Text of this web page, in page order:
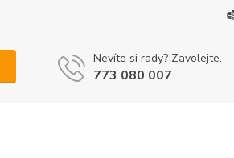
Nevíte si rady? Zavolejte.
773 080 007